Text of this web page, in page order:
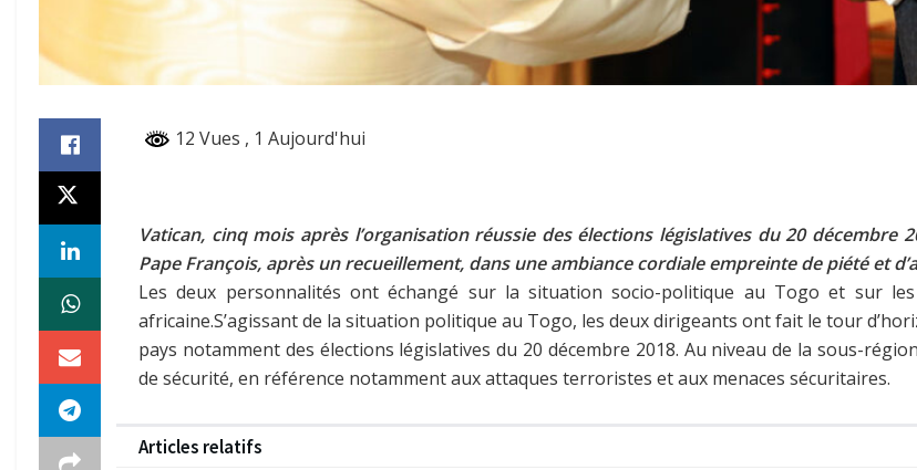
12 Vues , 1 Aujourd'hui
Vatican, cinq mois après l’organisation réussie des élections législatives du 20 décembre
Pape François, après un recueillement, dans une ambiance cordiale empreinte de piété et
Les deux personnalités ont échangé sur la situation socio-politique au Togo et sur
africaine.S’agissant de la situation politique au Togo, les deux dirigeants ont fait le tour
pays notamment des élections législatives du 20 décembre 2018. Au niveau de la sous-
de sécurité, en référence notamment aux attaques terroristes et aux menaces sécuritaires.
Articles relatifs